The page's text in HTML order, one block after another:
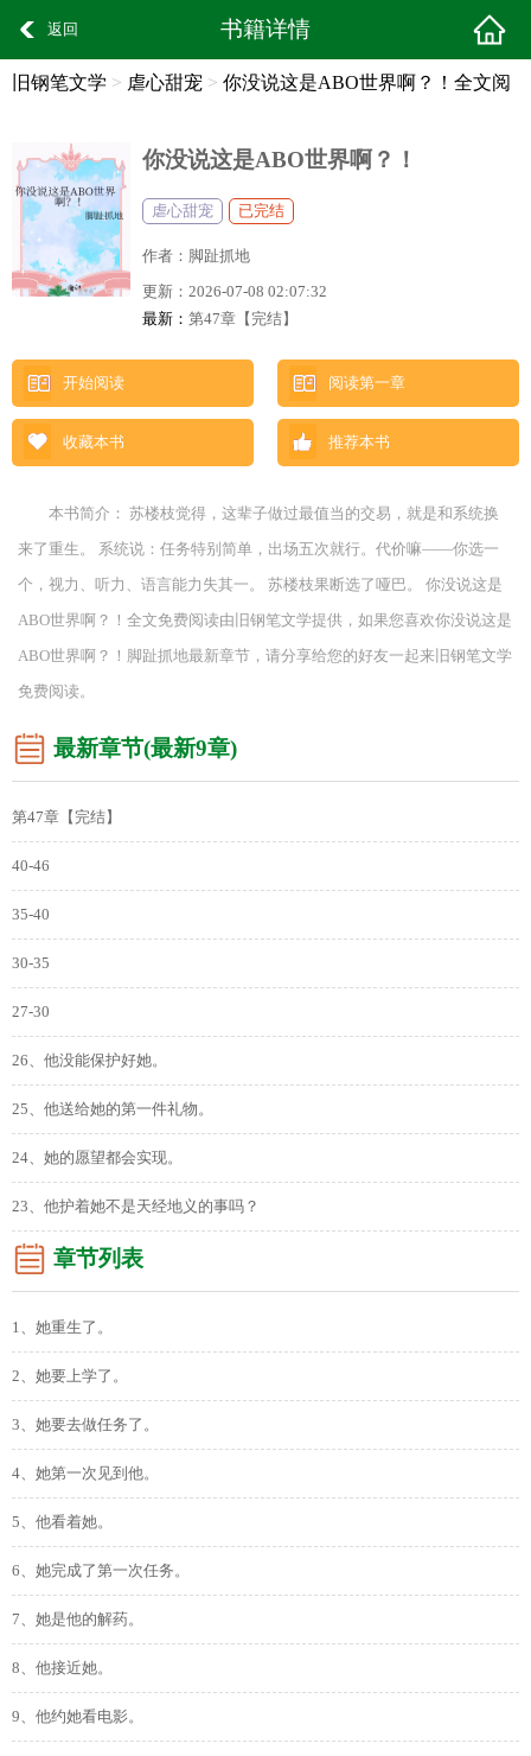
返回 书籍详情
旧钢笔文学 > 虐心甜宠 > 你没说这是ABO世界啊？！全文阅
你没说这是ABO世界啊？！
虐心甜宠 已完结
作者： 脚趾抓地
更新： 2026-07-08 02:07:32
最新： 第47章【完结】
开始阅读 阅读第一章
收藏本书 推荐本书
本书简介： 苏楼枝觉得，这辈子做过最值当的交易，就是和系统换
来了重生。 系统说：任务特别简单，出场五次就行。代价嘛——你选一
个，视力、听力、语言能力失其一。 苏楼枝果断选了哑巴。 你没说这是
ABO世界啊？！全文免费阅读由旧钢笔文学提供，如果您喜欢你没说这是
ABO世界啊？！脚趾抓地最新章节，请分享给您的好友一起来旧钢笔文学
免费阅读。
最新章节(最新9章)
第47章【完结】
40-46
35-40
30-35
27-30
26、他没能保护好她。
25、他送给她的第一件礼物。
24、她的愿望都会实现。
23、他护着她不是天经地义的事吗？
章节列表
1、她重生了。
2、她要上学了。
3、她要去做任务了。
4、她第一次见到他。
5、他看着她。
6、她完成了第一次任务。
7、她是他的解药。
8、他接近她。
9、他约她看电影。